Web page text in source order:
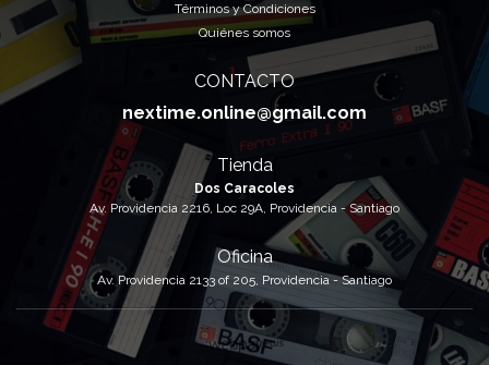
Términos y Condiciones
Quiénes somos
CONTACTO
nextime.online@gmail.com
Tienda
Dos Caracoles
Av. Providencia 2216, Loc 29A, Providencia - Santiago
Oficina
Av. Providencia 2133 of 205, Providencia - Santiago